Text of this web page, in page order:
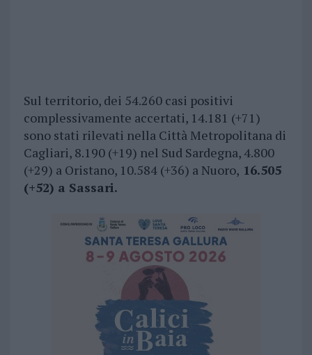
Sul territorio, dei 54.260 casi positivi
complessivamente accertati, 14.181 (+71)
sono stati rilevati nella Città Metropolitana di
Cagliari, 8.190 (+19) nel Sud Sardegna, 4.800
(+29) a Oristano, 10.584 (+36) a Nuoro, 16.505
(+52) a Sassari.